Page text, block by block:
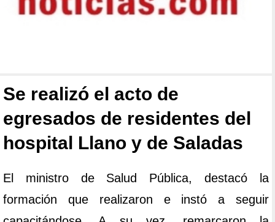
Se realizó el acto de
egresados de residentes del
hospital Llano y de Saladas
El ministro de Salud Pública, destacó la
formación que realizaron e instó a seguir